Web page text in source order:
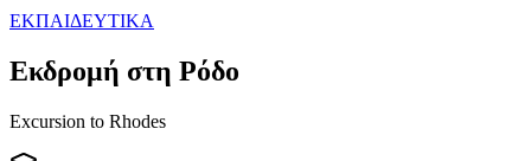
ΕΚΠΑΙΔΕΥΤΙΚΑ
Εκδρομή στη Ρόδο
Excursion to Rhodes